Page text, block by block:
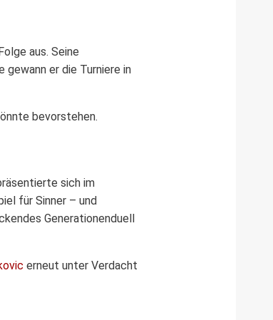
aus. Seine
gewann er die Turniere in
bevorstehen.
sich im
für Sinner – und
Generationenduell
erneut unter Verdacht